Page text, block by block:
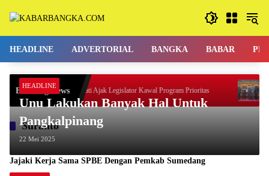
HEADLINE ADVERTORIAL BANGKA BABAR
Breaking NewsBupati Ajak Legislator Kawal Program Prioritas
Suranto
HEADLINE
Unu Lakukan Banyak Hal Untuk
Pangkalpinang
22 Mei 2025
Jajaki Kerja Sama SPBE Dengan Pemkab Sumedang